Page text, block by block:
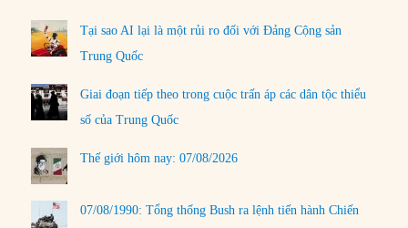
Tại sao AI lại là một rủi ro đối với Đảng Cộng sản
Trung Quốc
Giai đoạn tiếp theo trong cuộc trấn áp các dân tộc thiểu
số của Trung Quốc
Thế giới hôm nay: 07/08/2026
07/08/1990: Tổng thống Bush ra lệnh tiến hành Chiến